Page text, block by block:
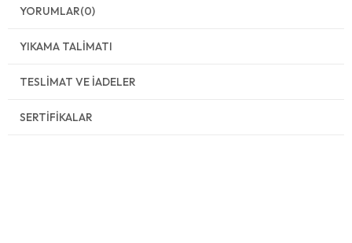
YORUMLAR(0)
YIKAMA TALIMATI
TESLIMAT VE İADELER
SERTIFIKALAR